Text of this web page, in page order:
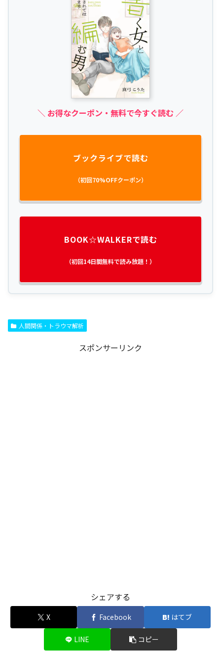
＼ お得なクーポン・無料で今すぐ読む ／
ブックライブで読む
（初回70%OFFクーポン）
BOOK☆WALKERで読む
（初回14日間無料で読み放題！）
人間関係・トラウマ解析
スポンサーリンク
シェアする
X Facebook はてブ
LINE コピー